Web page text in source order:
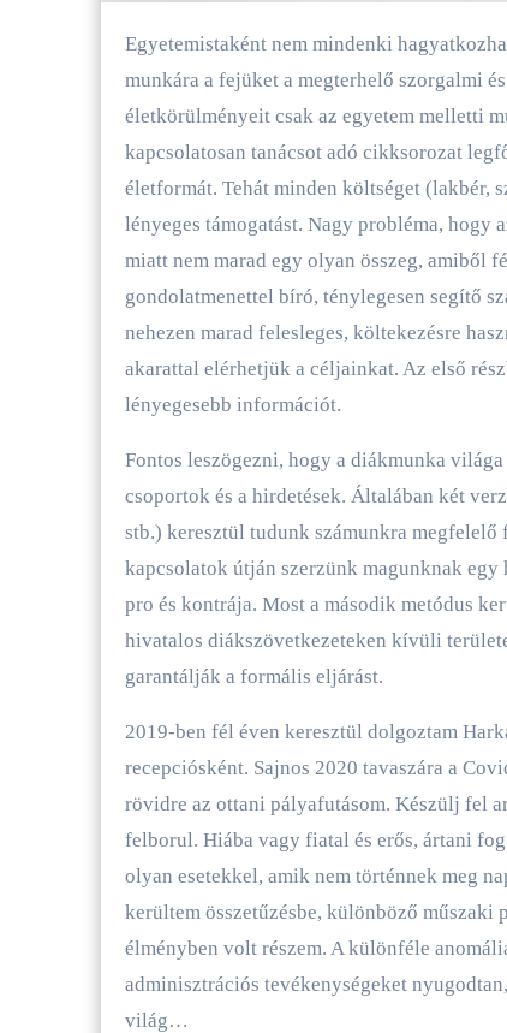
Egyetemistaként nem mindenki hagyatkozhat a szüleire, így a felsőfokú tanulmányok mellett sokan adják
munkára a fejüket a megterhelő szorgalmi
életkörülményeit csak az egyetem melletti
kapcsolatosan tanácsot adó cikksorozat
életformát. Tehát minden költséget (lakbér,
lényeges támogatást. Nagy probléma,
miatt nem marad egy olyan összeg, amiből
gondolatmenettel bíró, ténylegesen segítő
nehezen marad felesleges, költekezésre
akarattal elérhetjük a céljainkat. Az első
lényegesebb információt.
Fontos leszögezni, hogy a diákmunka
csoportok és a hirdetések. Általában két
stb.) keresztül tudunk számunkra
kapcsolatok útján szerzünk magunknak
pro és kontrája. Most a második metódus
hivatalos diákszövetkezeteken kívüli
garantálják a formális eljárást.
2019-ben fél éven keresztül dolgoztam
recepciósként. Sajnos 2020 tavaszára a
rövidre az ottani pályafutásom. Készülj fel
felborul. Hiába vagy fiatal és erős, ártani
olyan esetekkel, amik nem történnek meg
kerültem összetűzésbe, különböző műszaki
élményben volt részem. A különféle
adminisztrációs tevékenységeket
világ…